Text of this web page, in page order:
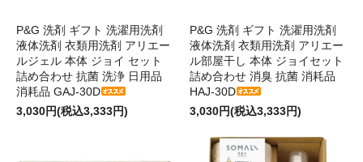
P&G 洗剤 ギフト 洗濯用洗剤
液体洗剤 衣類用洗剤 アリエー
ルジェル 本体 ジョイ セット
詰め合わせ 抗菌 洗浄 日用品
消耗品 GAJ-30D
3,030円(税込3,333円)
P&G 洗剤 ギフト 洗濯用洗剤
液体洗剤 衣類用洗剤 アリエー
ル部屋干し 本体 ジョイセット
詰め合わせ 消臭 抗菌 消耗品
HAJ-30D
3,030円(税込3,333円)